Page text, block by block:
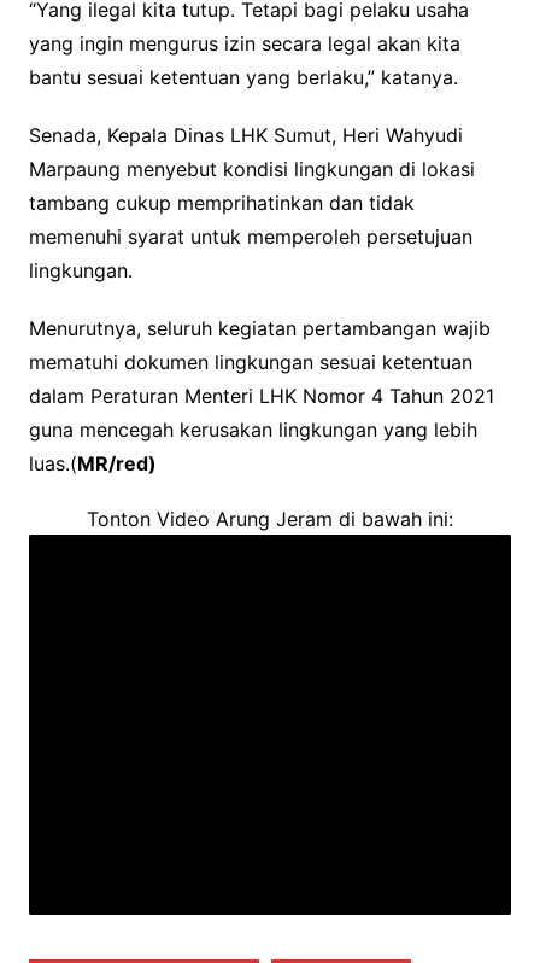
“Yang ilegal kita tutup. Tetapi bagi pelaku usaha
yang ingin mengurus izin secara legal akan kita
bantu sesuai ketentuan yang berlaku,” katanya.
Senada, Kepala Dinas LHK Sumut, Heri Wahyudi
Marpaung menyebut kondisi lingkungan di lokasi
tambang cukup memprihatinkan dan tidak
memenuhi syarat untuk memperoleh persetujuan
lingkungan.
Menurutnya, seluruh kegiatan pertambangan wajib
mematuhi dokumen lingkungan sesuai ketentuan
dalam Peraturan Menteri LHK Nomor 4 Tahun 2021
guna mencegah kerusakan lingkungan yang lebih
luas.(MR/red)
Tonton Video Arung Jeram di bawah ini: